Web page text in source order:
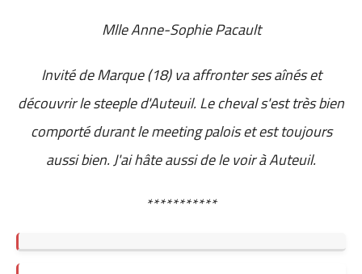
Mlle Anne-Sophie Pacault
Invité de Marque (18) va affronter ses aînés et
découvrir le steeple d'Auteuil. Le cheval s'est très bien
comporté durant le meeting palois et est toujours
aussi bien. J'ai hâte aussi de le voir à Auteuil.
***********